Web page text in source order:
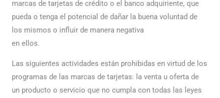
marcas de tarjetas de crédito o el banco adquiriente, que
pueda o tenga el potencial de dañar la buena voluntad de
los mismos o influir de manera negativa
en ellos.
Las siguientes actividades están prohibidas en virtud de los
programas de las marcas de tarjetas: la venta u oferta de
un producto o servicio que no cumpla con todas las leyes